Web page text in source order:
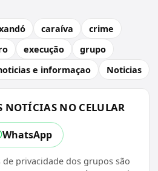
caraíva
crime
execução
grupo
e informaçao
Noticias
NOTÍCIAS NO CELULAR
WhatsApp
de privacidade dos grupos são